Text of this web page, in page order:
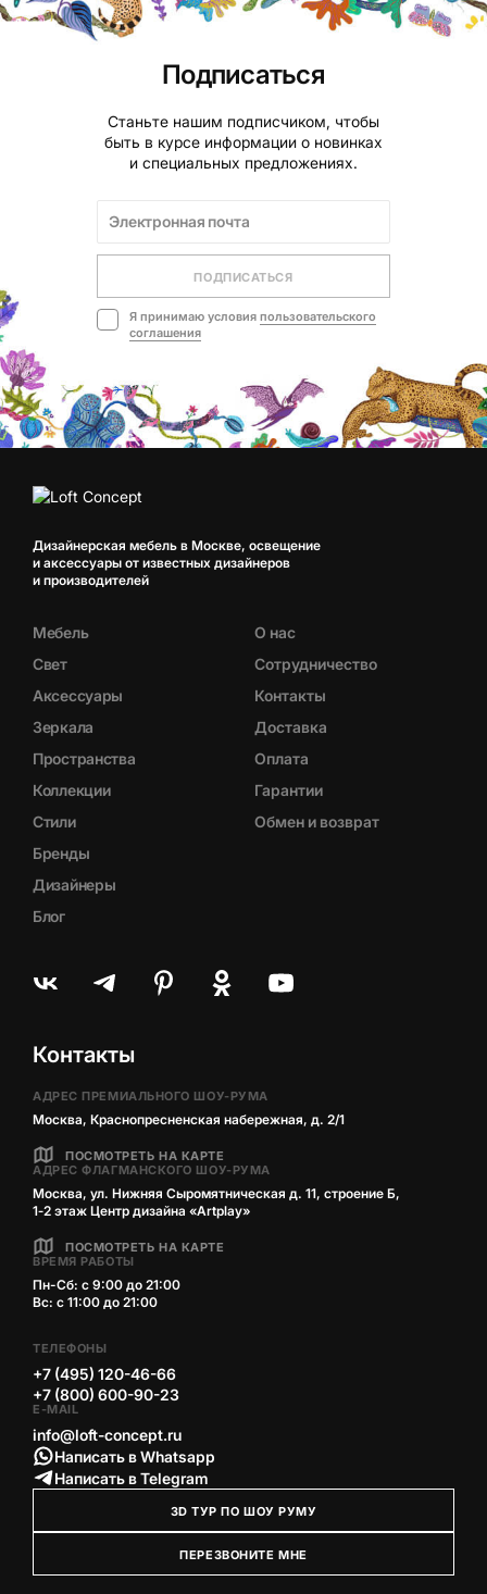
Подписаться
Станьте нашим подписчиком, чтобы
быть в курсе информации о новинках
и специальных предложениях.
ПОДПИСАТЬСЯ
Я принимаю условия пользовательского
соглашения
Дизайнерская мебель в Москве, освещение
и аксессуары от известных дизайнеров
и производителей
Мебель
Свет
Аксессуары
Зеркала
Пространства
Коллекции
Стили
Бренды
Дизайнеры
Блог
О нас
Сотрудничество
Контакты
Доставка
Оплата
Гарантии
Обмен и возврат
Контакты
АДРЕС ПРЕМИАЛЬНОГО ШОУ-РУМА
Москва, Краснопресненская набережная, д. 2/1
ПОСМОТРЕТЬ НА КАРТЕ
АДРЕС ФЛАГМАНСКОГО ШОУ-РУМА
Москва, ул. Нижняя Сыромятническая д. 11, строение Б,
1‑2 этаж Центр дизайна «Artplay»
ПОСМОТРЕТЬ НА КАРТЕ
ВРЕМЯ РАБОТЫ
Пн-Сб: с 9:00 до 21:00
Вс: с 11:00 до 21:00
ТЕЛЕФОНЫ
+7 (495) 120-46-66
+7 (800) 600-90-23
E-MAIL
info@loft-concept.ru
Написать в Whatsapp
Написать в Telegram
3D ТУР ПО ШОУ РУМУ
ПЕРЕЗВОНИТЕ МНЕ